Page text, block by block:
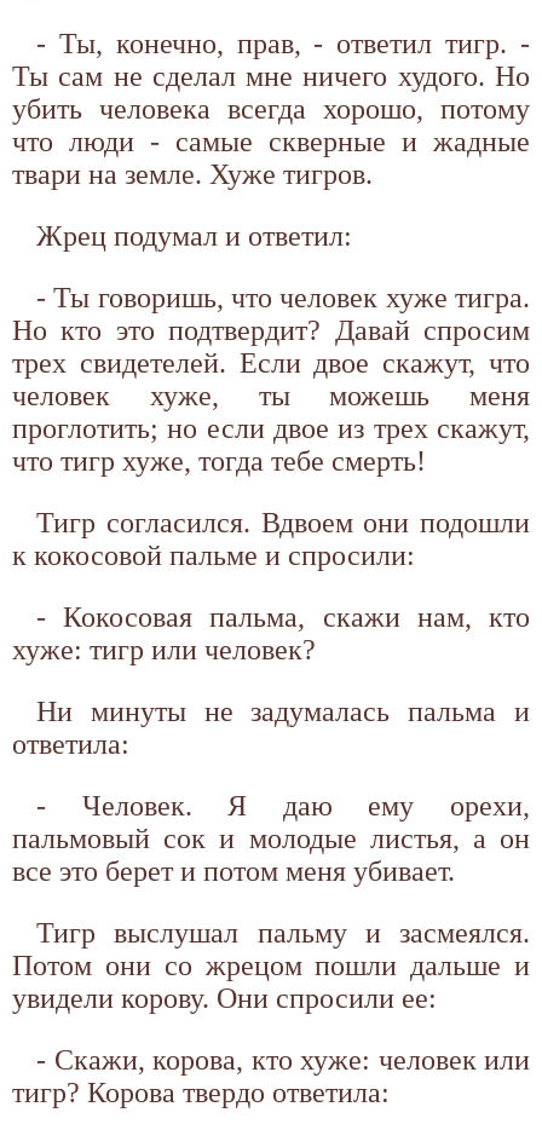
- Ты, конечно, прав, - ответил тигр. -
Ты сам не сделал мне ничего худого. Но
убить человека всегда хорошо, потому
что люди - самые скверные и жадные
твари на земле. Хуже тигров.
Жрец подумал и ответил:
- Ты говоришь, что человек хуже тигра.
Но кто это подтвердит? Давай спросим
трех свидетелей. Если двое скажут, что
человек хуже, ты можешь меня
проглотить; но если двое из трех скажут,
что тигр хуже, тогда тебе смерть!
Тигр согласился. Вдвоем они подошли
к кокосовой пальме и спросили:
- Кокосовая пальма, скажи нам, кто
хуже: тигр или человек?
Ни минуты не задумалась пальма и
ответила:
- Человек. Я даю ему орехи,
пальмовый сок и молодые листья, а он
все это берет и потом меня убивает.
Тигр выслушал пальму и засмеялся.
Потом они со жрецом пошли дальше и
увидели корову. Они спросили ее:
- Скажи, корова, кто хуже: человек или
тигр? Корова твердо ответила: